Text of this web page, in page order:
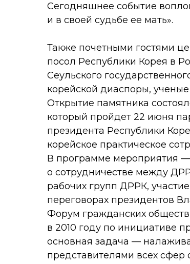
Сегодняшнее событие
и в своей судьбе ее мать».
Также почетными гостями
посол Республики Корея в
Сеульского
корейской диаспоры,
Открытие памятника
который пройдет 22 июня
президента Республики
корейское практическое
В программе мероприятия
о сотрудничестве между
рабочих групп ДРРК,
переговорах президентов
Форум гражданских
в 2010 году по инициативе
основная задача —
представителями всех сфер